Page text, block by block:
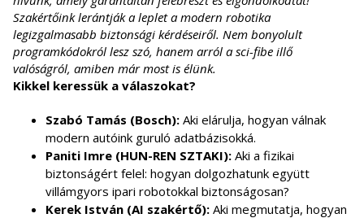
Szakértőink lerántják a leplet a modern robotika
legizgalmasabb biztonsági kérdéseiről. Nem bonyolult
programkódokról lesz szó, hanem arról a sci-fibe illő
valóságról, amiben már most is élünk.
Kikkel keressük a válaszokat?
Szabó Tamás (Bosch): Aki elárulja, hogyan válnak
modern autóink guruló adatbázisokká.
Paniti Imre (HUN-REN SZTAKI): Aki a fizikai
biztonságért felel: hogyan dolgozhatunk együtt
villámgyors ipari robotokkal biztonságosan?
Kerek István (AI szakértő): Aki megmutatja, hogyan